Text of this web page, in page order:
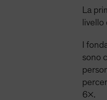
La
I
sono
6x.